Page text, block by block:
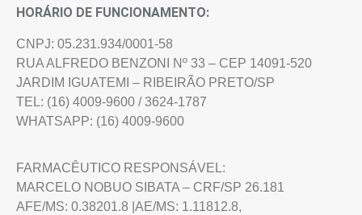
HORÁRIO DE FUNCIONAMENTO:
CNPJ: 05.231.934/0001-58
RUA ALFREDO BENZONI Nº 33 – CEP 14091-520
JARDIM IGUATEMI – RIBEIRÃO PRETO/SP
TEL: (16) 4009-9600 / 3624-1787
WHATSAPP: (16) 4009-9600
FARMACÊUTICO RESPONSÁVEL:
MARCELO NOBUO SIBATA – CRF/SP 26.181
AFE/MS: 0.38201.8 |AE/MS: 1.11812.8,